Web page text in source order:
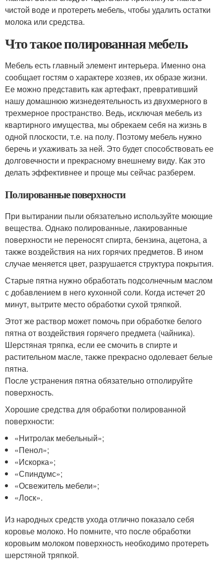
чистой воде и протереть мебель, чтобы удалить остатки
молока или средства.
Что такое полированная мебель
Мебель есть главный элемент интерьера. Именно она
сообщает гостям о характере хозяев, их образе жизни.
Ее можно представить как артефакт, превративший
нашу домашнюю жизнедеятельность из двухмерного в
трехмерное пространство. Ведь, исключая мебель из
квартирного имущества, мы обрекаем себя на жизнь в
одной плоскости, т.е. на полу. Поэтому мебель нужно
беречь и ухаживать за ней. Это будет способствовать ее
долговечности и прекрасному внешнему виду. Как это
делать эффективнее и проще мы сейчас разберем.
Полированные поверхности
При вытирании пыли обязательно используйте моющие
вещества. Однако полированные, лакированные
поверхности не переносят спирта, бензина, ацетона, а
также воздействия на них горячих предметов. В ином
случае меняется цвет, разрушается структура покрытия.
Старые пятна нужно обработать подсолнечным маслом
с добавлением в него кухонной соли. Когда истечет 20
минут, вытрите место обработки сухой тряпкой.
Этот же раствор может помочь при обработке белого
пятна от воздействия горячего предмета (чайника).
Шерстяная тряпка, если ее смочить в спирте и
растительном масле, также прекрасно одолевает белые
пятна.
После устранения пятна обязательно отполируйте
поверхность.
Хорошие средства для обработки полированной
поверхности:
«Нитролак мебельный»;
«Пенол»;
«Искорка»;
«Спиндумс»;
«Освежитель мебели»;
«Лоск».
Из народных средств ухода отлично показало себя
коровье молоко. Но помните, что после обработки
коровьим молоком поверхность необходимо протереть
шерстяной тряпкой.